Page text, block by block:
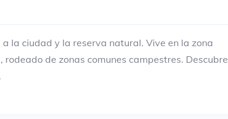
la ciudad y la reserva natural. Vive en la zona
de zonas comunes campestres. Descubre